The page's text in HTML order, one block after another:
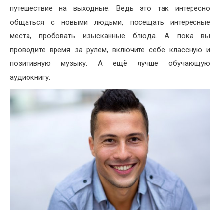
путешествие на выходные. Ведь это так интересно
общаться с новыми людьми, посещать интересные
места, пробовать изысканные блюда. А пока вы
проводите время за рулем, включите себе классную и
позитивную музыку. А ещё лучше обучающую
аудиокнигу.